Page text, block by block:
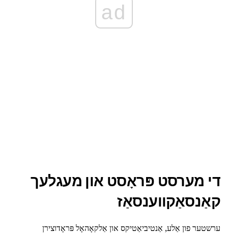
ad
די מערסט פּראָסט און מעגלעך
קאַנסאַקווענסאַז
ערשטער פון אַלע, אַנטיביאַטיקס און אַלקאָהאָל פּראָדוצירן